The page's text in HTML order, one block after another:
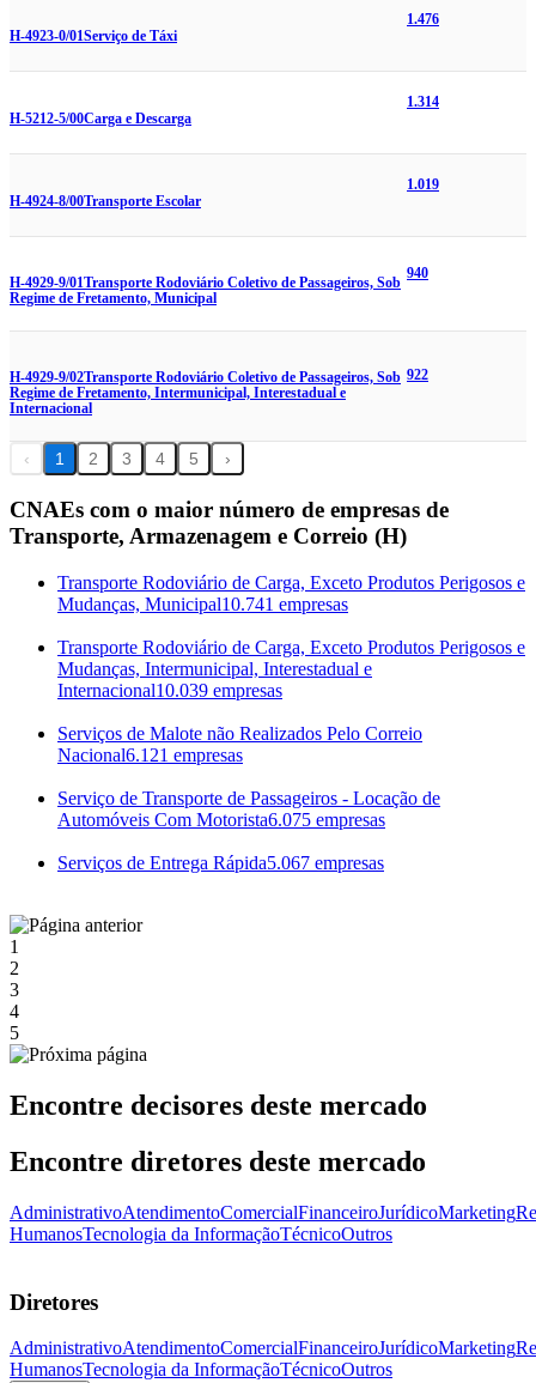
H-4923-0/01Serviço de Táxi
1.476
H-5212-5/00Carga e Descarga
1.314
H-4924-8/00Transporte Escolar
1.019
H-4929-9/01Transporte Rodoviário Coletivo de Passageiros, Sob
Regime de Fretamento, Municipal
940
H-4929-9/02Transporte Rodoviário Coletivo de Passageiros, Sob
Regime de Fretamento, Intermunicipal, Interestadual e
Internacional
922
‹ 1 2 3 4 5 ›
CNAEs com o maior número de empresas de
Transporte, Armazenagem e Correio (H)
Transporte Rodoviário de Carga, Exceto Produtos Perigosos e
Mudanças, Municipal10.741 empresas
Transporte Rodoviário de Carga, Exceto Produtos Perigosos e
Mudanças, Intermunicipal, Interestadual e
Internacional10.039 empresas
Serviços de Malote não Realizados Pelo Correio
Nacional6.121 empresas
Serviço de Transporte de Passageiros - Locação de
Automóveis Com Motorista6.075 empresas
Serviços de Entrega Rápida5.067 empresas
1
2
3
4
5
Encontre decisores deste mercado
Encontre diretores deste mercado
AdministrativoAtendimentoComercialFinanceiroJurídicoMarketing
HumanosTecnologia da InformaçãoTécnicoOutros
Diretores
AdministrativoAtendimentoComercialFinanceiroJurídicoMarketing
HumanosTecnologia da InformaçãoTécnicoOutros